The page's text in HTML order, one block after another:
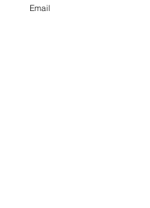
Email